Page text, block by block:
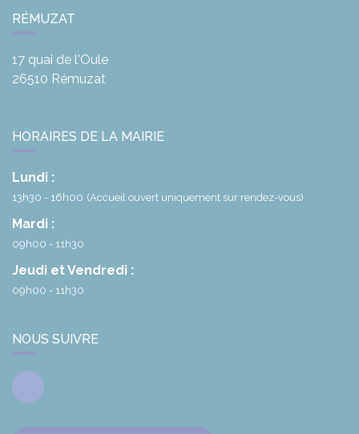
RÉMUZAT
17 quai de l'Oule
26510 Rémuzat
HORAIRES DE LA MAIRIE
Lundi :
13h30 - 16h00 (Accueil ouvert uniquement sur rendez-vous)
Mardi :
09h00 - 11h30
Jeudi et Vendredi :
09h00 - 11h30
NOUS SUIVRE
Facebook